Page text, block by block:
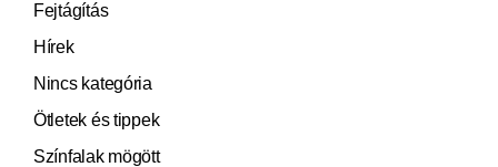
Fejtágítás
Hírek
Nincs kategória
Ötletek és tippek
Színfalak mögött